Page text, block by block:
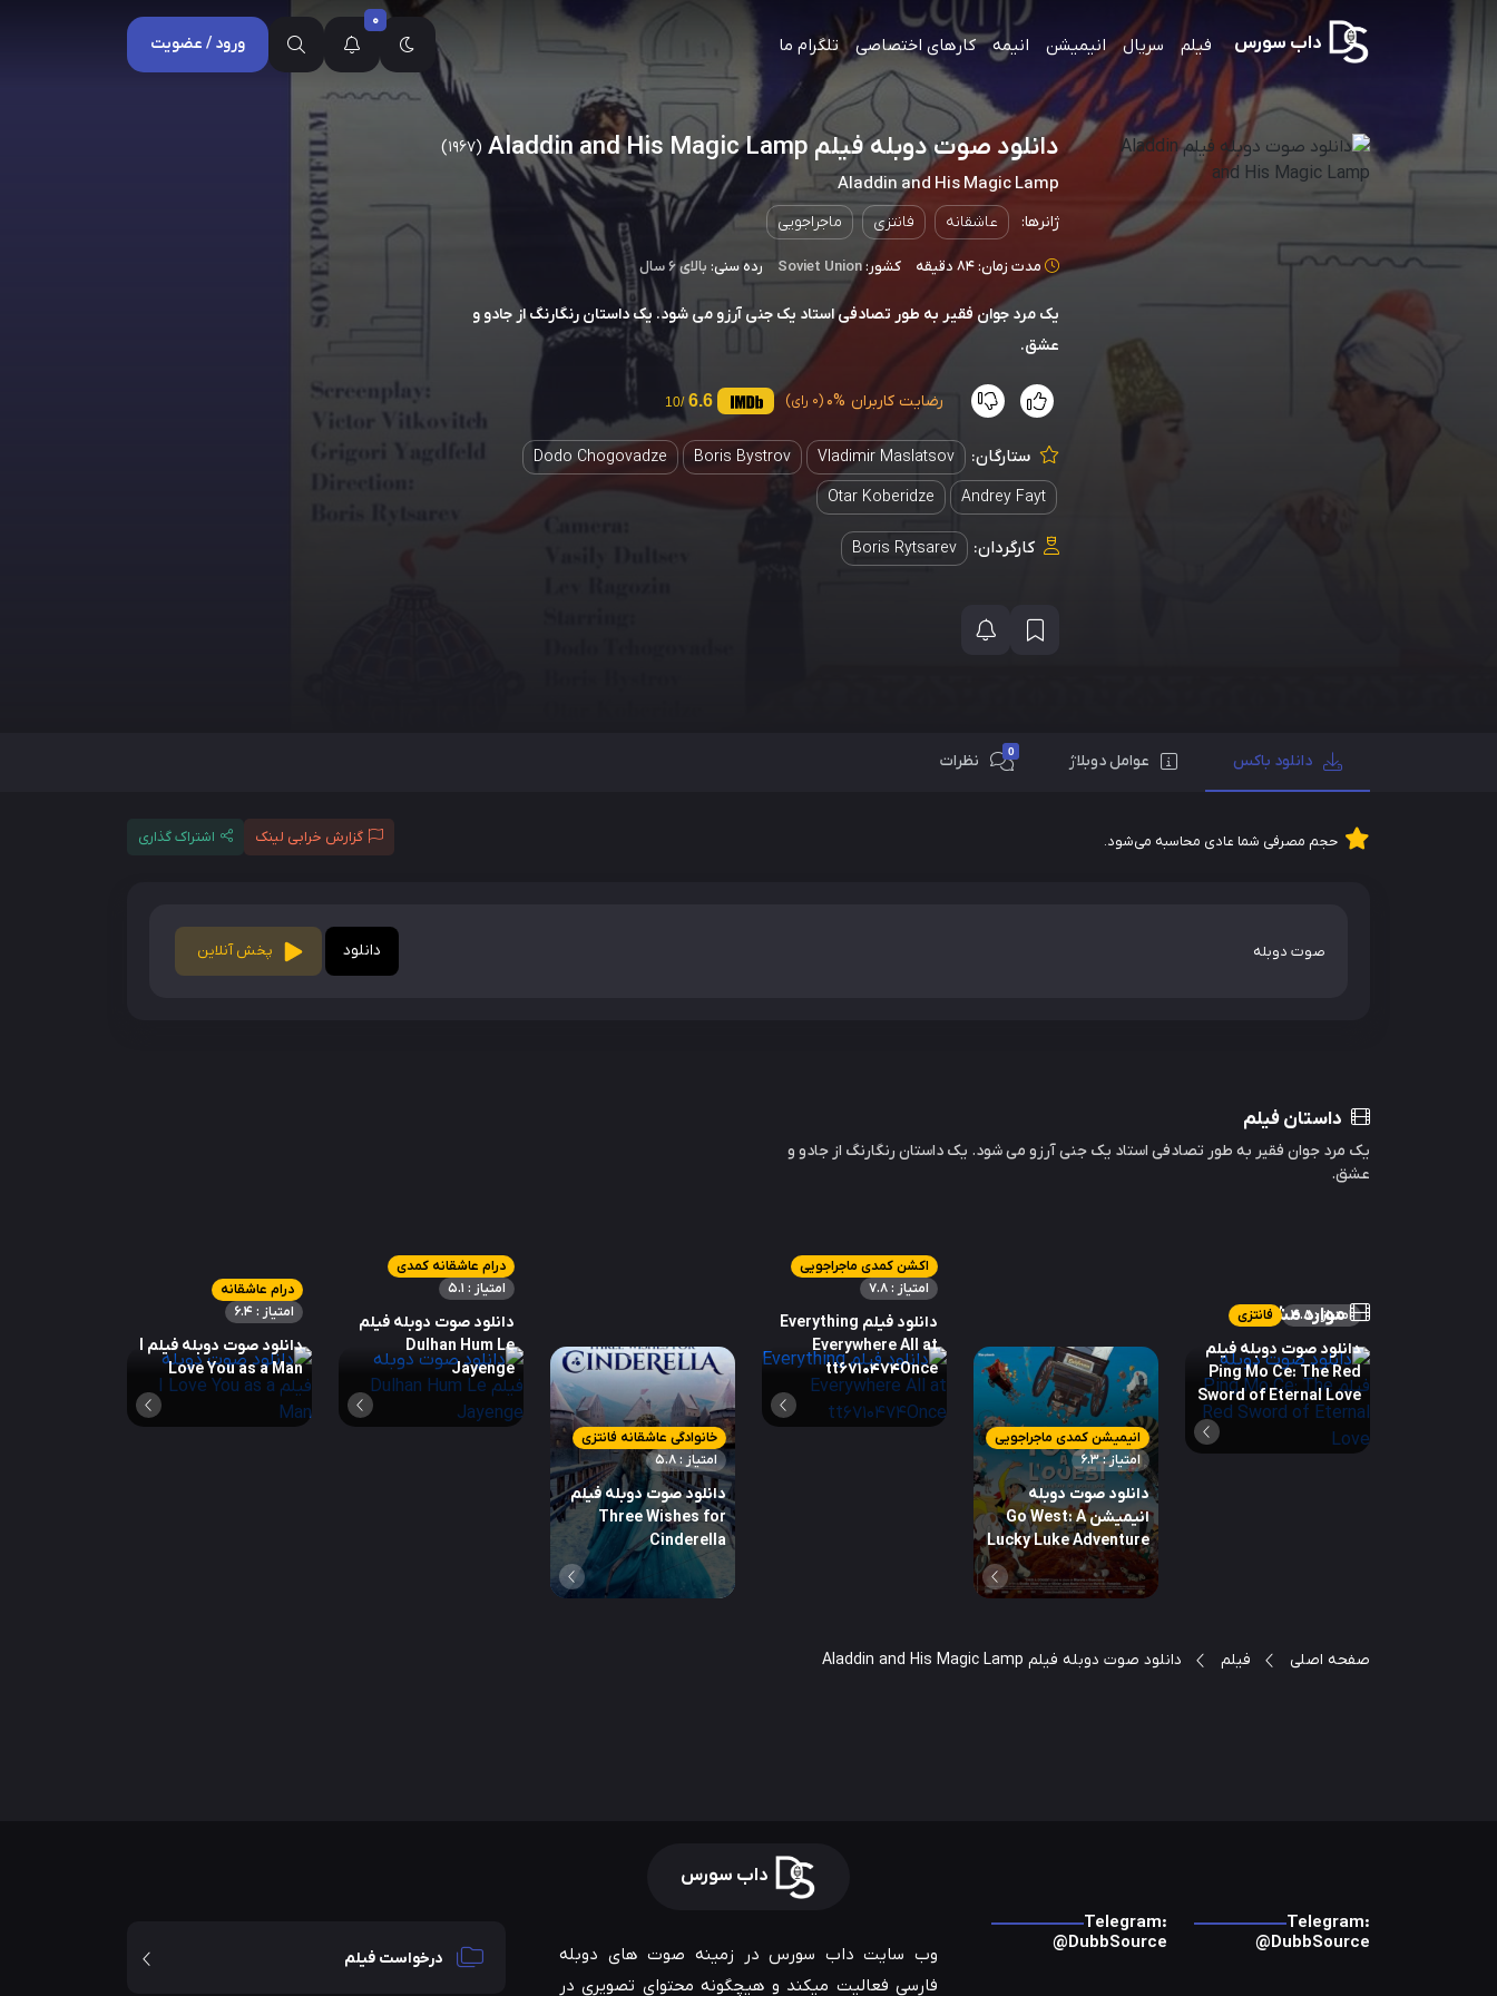
داب سورس فیلم سریال انیمیشن انیمه کارهای اختصاصی تلگرام ما
0
ورود / عضویت
دانلود صوت دوبله فیلم Aladdin and His Magic Lamp (1967)
Aladdin and His Magic Lamp
ژانرها: عاشقانه فانتزی ماجراجویی
مدت زمان: 84 دقیقه کشور:Soviet Union رده سنی: بالای ۶ سال
یک مرد جوان فقیر به طور تصادفی استاد یک جنی آرزو می شود. یک داستان رنگارنگ از جادو و
عشق.
رضایت کاربران 0% (0 رای) 6.6
/10
ستارگان: Vladimir Maslatsov
Boris Bystrov
Dodo Chogovadze
Andrey Fayt
Otar Koberidze
کارگردان: Boris Rytsarev
دانلود باکس عوامل دوبلاژ 0 نظرات
حجم مصرفی شما عادی محاسبه می‌شود. گزارش خرابی لینک اشتراک گذاری
صوت دوبله دانلود پخش آنلاین
داستان فیلم
یک مرد جوان فقیر به طور تصادفی استاد یک جنی آرزو می شود. یک داستان رنگارنگ از جادو و
عشق.
موارد مشابه
فانتزی امتیاز : 4.8
دانلود صوت دوبله فیلم
Ping Mo Ce: The Red
Sword of Eternal Love
انیمیشن کمدی ماجراجویی
امتیاز : 6.3
دانلود صوت دوبله
انیمیشن Go West: A
Lucky Luke Adventure
اکشن کمدی ماجراجویی
امتیاز : 7.8
دانلود فیلم Everything
Everywhere All at
tt6710474Once
خانوادگی عاشقانه فانتزی
امتیاز : 5.8
دانلود صوت دوبله فیلم
Three Wishes for
Cinderella
درام عاشقانه کمدی
امتیاز : 5.1
دانلود صوت دوبله فیلم
Dulhan Hum Le
Jayenge
درام عاشقانه
امتیاز : 6.4
دانلود صوت دوبله فیلم I
Love You as a Man
صفحه اصلی فیلم دانلود صوت دوبله فیلم Aladdin and His Magic Lamp
داب سورس
Telegram:
@DubbSource
Telegram:
@DubbSource
وب سایت داب سورس در زمینه صوت های دوبله
فارسی فعالیت میکند و هیچگونه محتوای تصویری در
درخواست فیلم